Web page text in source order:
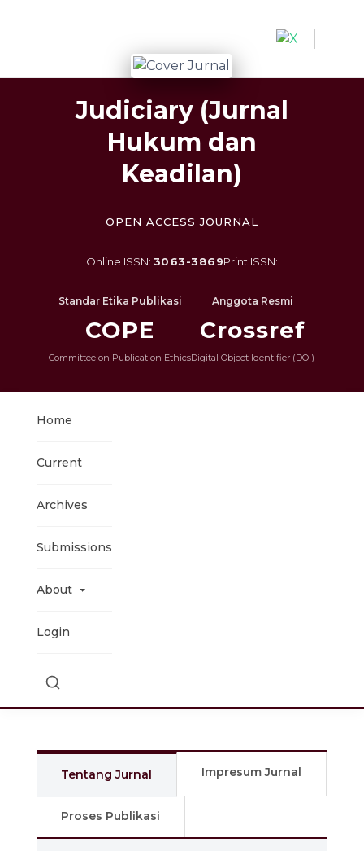
Judiciary (Jurnal
Hukum dan
Keadilan)
OPEN ACCESS JOURNAL
Online ISSN: 3063-3869Print ISSN:
Standar Etika Publikasi
COPE
Committee on Publication Ethics
Anggota Resmi
Crossref
Digital Object Identifier (DOI)
Home
Current
Archives
Submissions
About
Login
Tentang Jurnal Impresum Jurnal
Proses Publikasi